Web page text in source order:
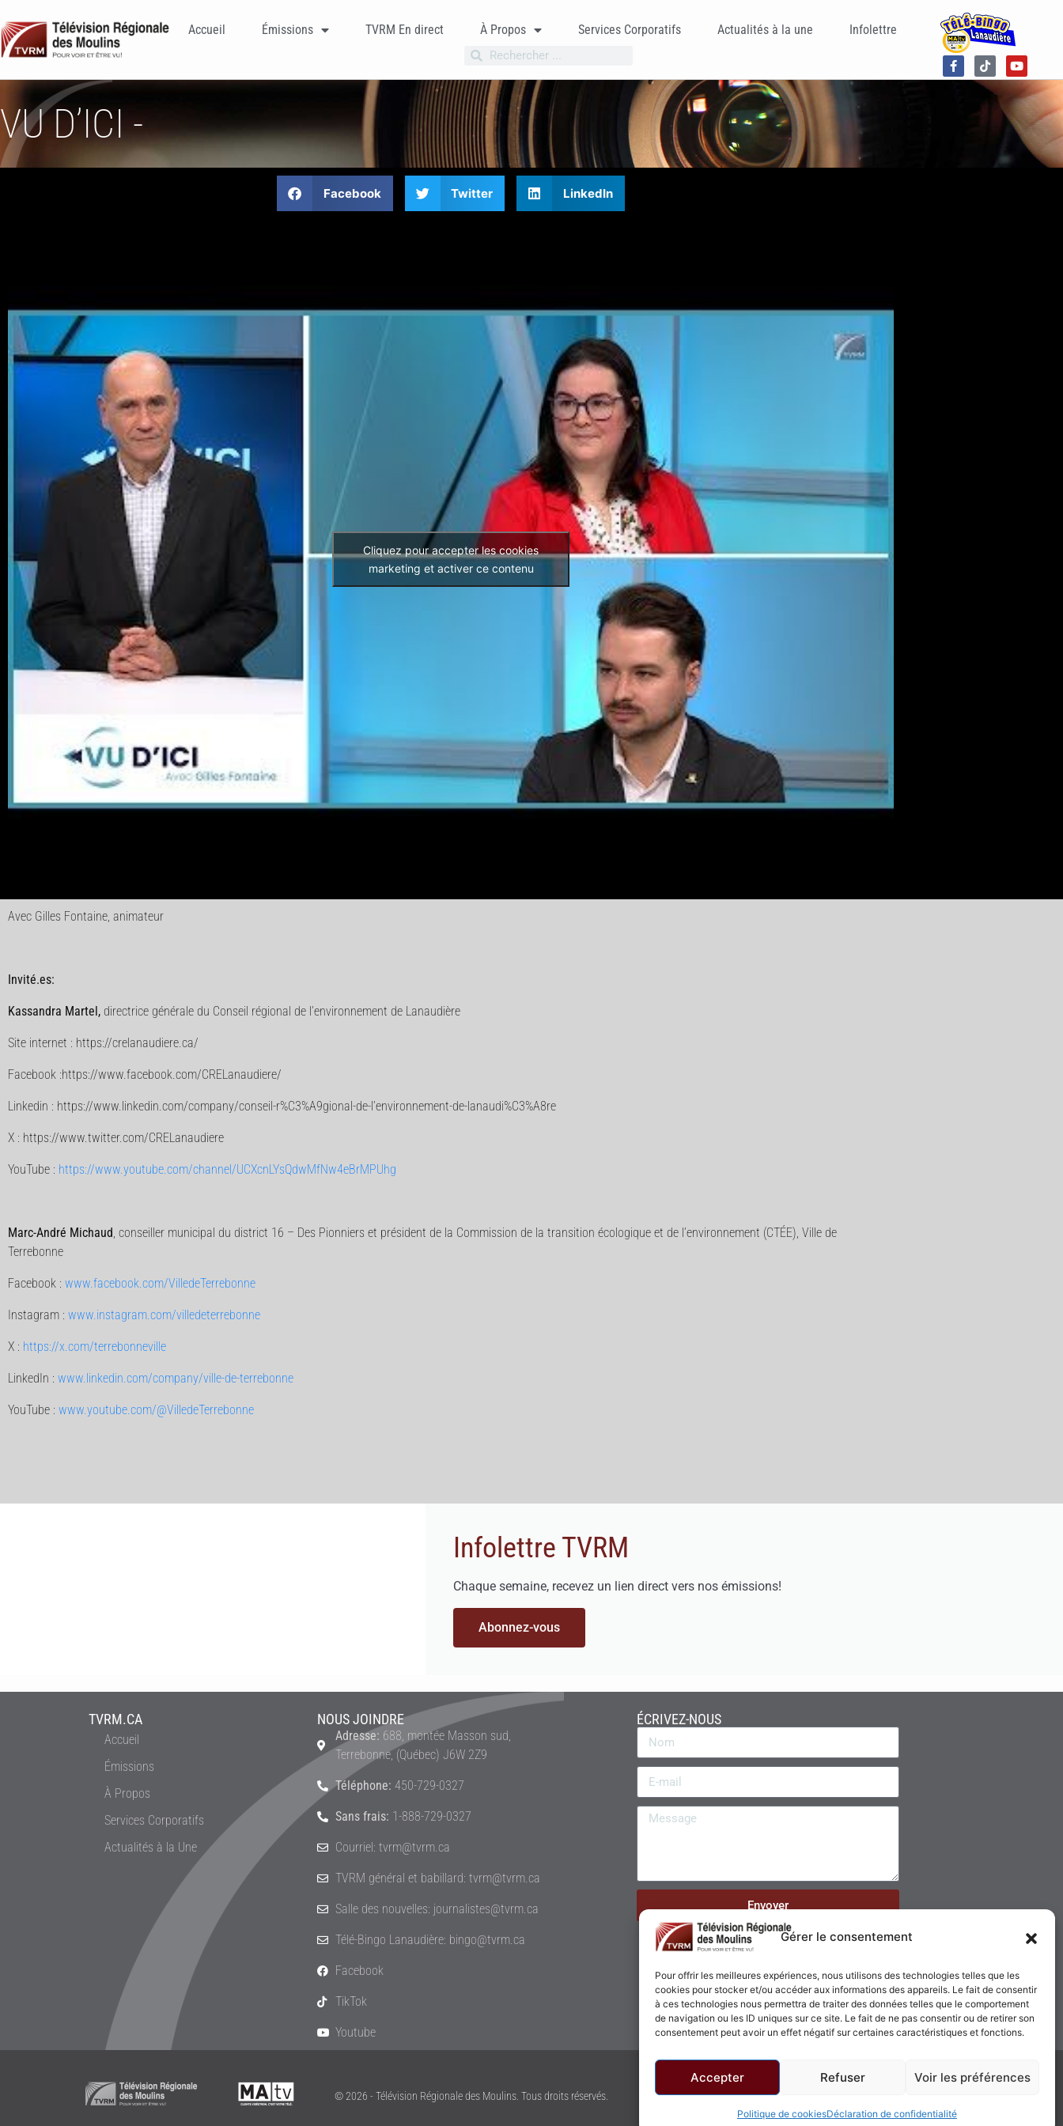
Gérer le consentement
Pour offrir les meilleures expériences, nous utilisons des technologies telles que les
cookies pour stocker et/ou accéder aux informations des appareils. Le fait de consentir
à ces technologies nous permettra de traiter des données telles que le comportement
de navigation ou les ID uniques sur ce site. Le fait de ne pas consentir ou de retirer son
consentement peut avoir un effet négatif sur certaines caractéristiques et fonctions.
Accepter Refuser Voir les préférences
Politique de cookiesDéclaration de confidentialité
Accueil Émissions TVRM En direct À Propos Services Corporatifs Actualités à la une Infolettre
VU D’ICI -
Facebook Twitter LinkedIn
Cliquez pour accepter les cookies
marketing et activer ce contenu
Avec Gilles Fontaine, animateur
Invité.es:
Kassandra Martel, directrice générale du Conseil régional de l’environnement de Lanaudière
Site internet : https://crelanaudiere.ca/
Facebook :https://www.facebook.com/CRELanaudiere/
Linkedin : https://www.linkedin.com/company/conseil-r%C3%A9gional-de-l’environnement-de-lanaudi%C3%A8re
X : https://www.twitter.com/CRELanaudiere
YouTube : https://www.youtube.com/channel/UCXcnLYsQdwMfNw4eBrMPUhg
Marc-André Michaud, conseiller municipal du district 16 – Des Pionniers et président de la Commission de la transition écologique et de l’environnement (CTÉE), Ville de
Terrebonne
Facebook : www.facebook.com/VilledeTerrebonne
Instagram : www.instagram.com/villedeterrebonne
X : https://x.com/terrebonneville
LinkedIn : www.linkedin.com/company/ville-de-terrebonne
YouTube : www.youtube.com/@VilledeTerrebonne
Infolettre TVRM
Chaque semaine, recevez un lien direct vers nos émissions!
Abonnez-vous
TVRM.CA
Accueil
Émissions
À Propos
Services Corporatifs
Actualités à la Une
NOUS JOINDRE
Adresse: 688, montée Masson sud,
Terrebonne, (Québec) J6W 2Z9
Téléphone: 450-729-0327
Sans frais: 1-888-729-0327
Courriel: tvrm@tvrm.ca
TVRM général et babillard: tvrm@tvrm.ca
Salle des nouvelles: journalistes@tvrm.ca
Télé-Bingo Lanaudière: bingo@tvrm.ca
Facebook
TikTok
Youtube
ÉCRIVEZ-NOUS
Envoyer
© 2026 - Télévision Régionale des Moulins. Tous droits réservés.
Politique de confidentialité